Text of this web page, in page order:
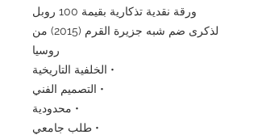
ورقة نقدية تذكارية بقيمة 100 روبل
لذكرى ضم شبه جزيرة القرم (2015) من
روسيا
• الخلفية التاريخية
• التصميم الفني
• محدودية
• طلب جامعي